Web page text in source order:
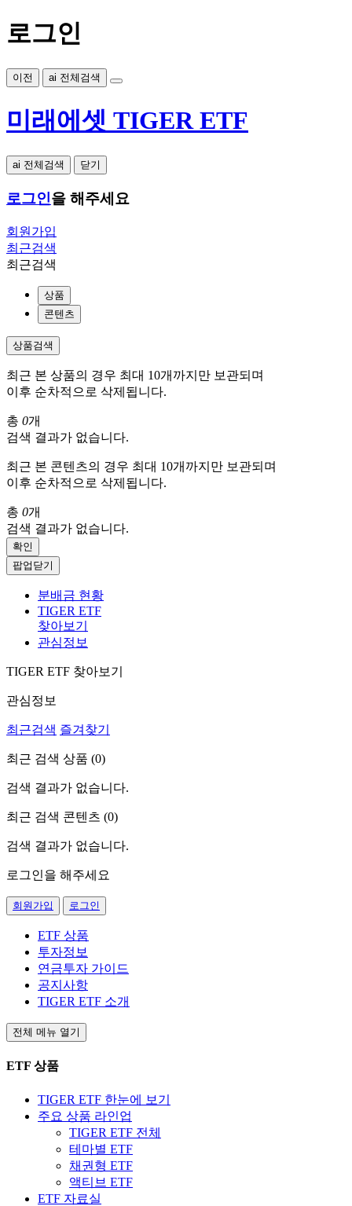
로그인
이전 ai 전체검색
미래에셋 TIGER ETF
ai 전체검색 닫기
로그인을 해주세요
회원가입
최근검색
최근검색
상품
콘텐츠
상품검색
최근 본 상품의 경우 최대 10개까지만 보관되며
이후 순차적으로 삭제됩니다.
총 0개
검색 결과가 없습니다.
최근 본 콘텐츠의 경우 최대 10개까지만 보관되며
이후 순차적으로 삭제됩니다.
총 0개
검색 결과가 없습니다.
확인
팝업닫기
분배금 현황
TIGER ETF
찾아보기
관심정보
TIGER ETF 찾아보기
관심정보
최근검색 즐겨찾기
최근 검색 상품 (0)
검색 결과가 없습니다.
최근 검색 콘텐츠 (0)
검색 결과가 없습니다.
로그인을 해주세요
회원가입 로그인
ETF 상품
투자정보
연금투자 가이드
공지사항
TIGER ETF 소개
전체 메뉴 열기
ETF 상품
TIGER ETF 한눈에 보기
주요 상품 라인업
TIGER ETF 전체
테마별 ETF
채권형 ETF
액티브 ETF
ETF 자료실